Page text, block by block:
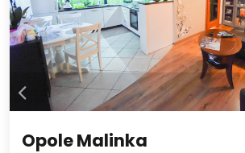
Opole Malinka